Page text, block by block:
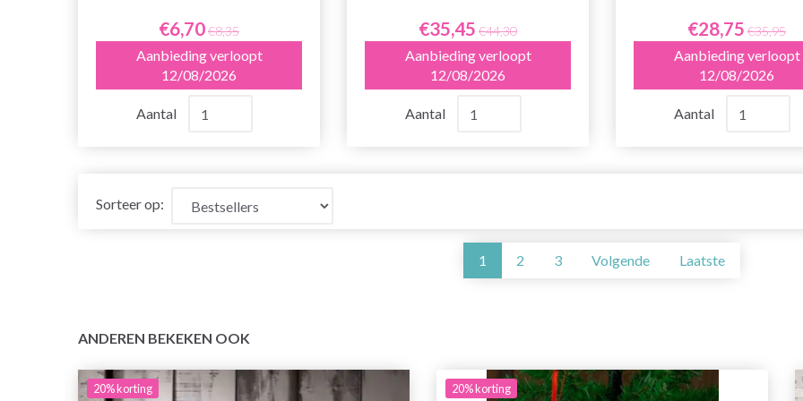
€6,70€8,35
Aanbieding verloopt
12/08/2026
Aantal
€35,45 €44,30
Aanbieding verloopt
12/08/2026
Aantal
€28,75 €35,95
Aanbieding verloopt
12/08/2026
Aantal
Sorteer op:
1 2 3 Volgende Laatste
ANDEREN BEKEKEN OOK
20%korting 20%korting